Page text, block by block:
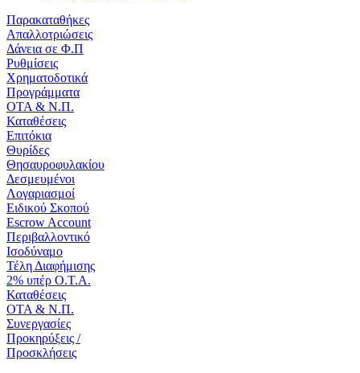
Παρακαταθήκες
Απαλλοτριώσεις
Δάνεια σε Φ.Π
Ρυθμίσεις
Χρηματοδοτικά
Προγράμματα
ΟΤΑ & Ν.Π.
Καταθέσεις
Επιτόκια
Θυρίδες
Θησαυροφυλακίου
Δεσμευμένοι
Λογαριασμοί
Ειδικού Σκοπού
Escrow Account
Περιβαλλοντικό
Ισοδύναμο
Τέλη Διαφήμισης
2% υπέρ Ο.Τ.Α.
Καταθέσεις
ΟΤΑ & Ν.Π.
Συνεργασίες
Προκηρύξεις /
Προσκλήσεις